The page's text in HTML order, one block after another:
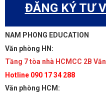
ĐĂNG KÝ TƯ
NAM PHONG EDUCATION
Văn phòng HN:
Tầng 7 tòa nhà HCMCC 2B
Hotline 090 17 34 288
Văn phòng HCM: